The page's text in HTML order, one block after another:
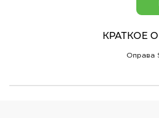
КРАТКОЕ
Оправа